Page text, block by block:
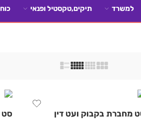
למשרד תיקים,טקסטיל ופנאי
מחברת בקבוק ועט דין סט